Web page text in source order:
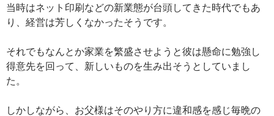
当時はネット印刷などの新業態が台頭してきた時代でもあ
り、経営は芳しくなかったそうです。
それでもなんとか家業を繁盛させようと彼は懸命に勉強し
得意先を回って、新しいものを生み出そうとしていまし
た。
しかしながら、お父様はそのやり方に違和感を感じ毎晩の